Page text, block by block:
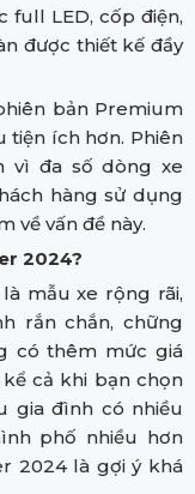
full LED, cốp điện,
được thiết kế đầy
bản Premium
tiện ích hơn. Phiên
vì đa số dòng xe
hàng sử dụng
về vấn đề này.
2024?
mẫu xe rộng rãi,
rắn chắn, chững
có thêm mức giá
cả khi bạn chọn
gia đình có nhiều
phố nhiều hơn
2024 là gợi ý khá